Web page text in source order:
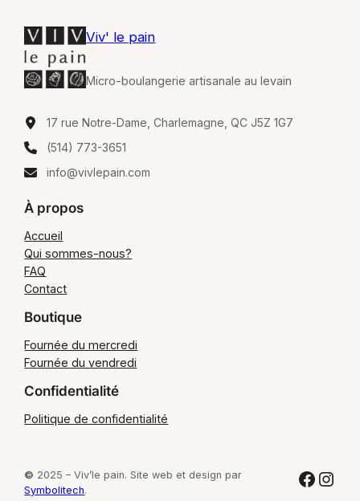
Viv' le pain
Micro-boulangerie artisanale au levain
17 rue Notre-Dame, Charlemagne, QC J5Z 1G7
(514) 773-3651
info@vivlepain.com
À propos
Accueil
Qui sommes-nous?
FAQ
Contact
Boutique
Fournée du mercredi
Fournée du vendredi
Confidentialité
Politique de confidentialité
© 2025 – Viv’le pain. Site web et design par
Symbolitech.
Facebook Instagram